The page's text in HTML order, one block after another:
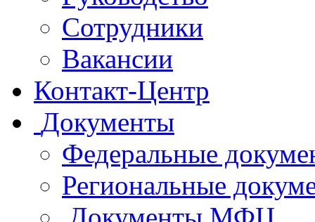
Сотрудники
Вакансии
Контакт-Центр
Документы
Федеральные
Региональные